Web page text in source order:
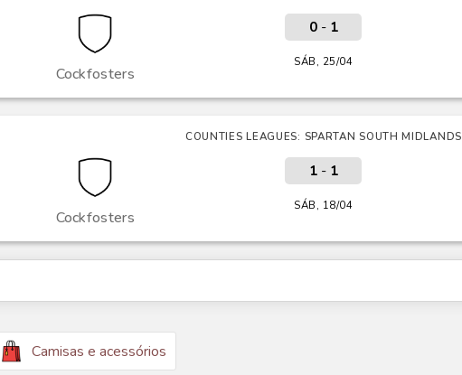
Cockfosters
0- 1
SÁB, 25/04
COUNTIES LEAGUES: SPARTAN SOUTH MIDLANDS
Cockfosters
1- 1
SÁB, 18/04
Camisas e acessórios